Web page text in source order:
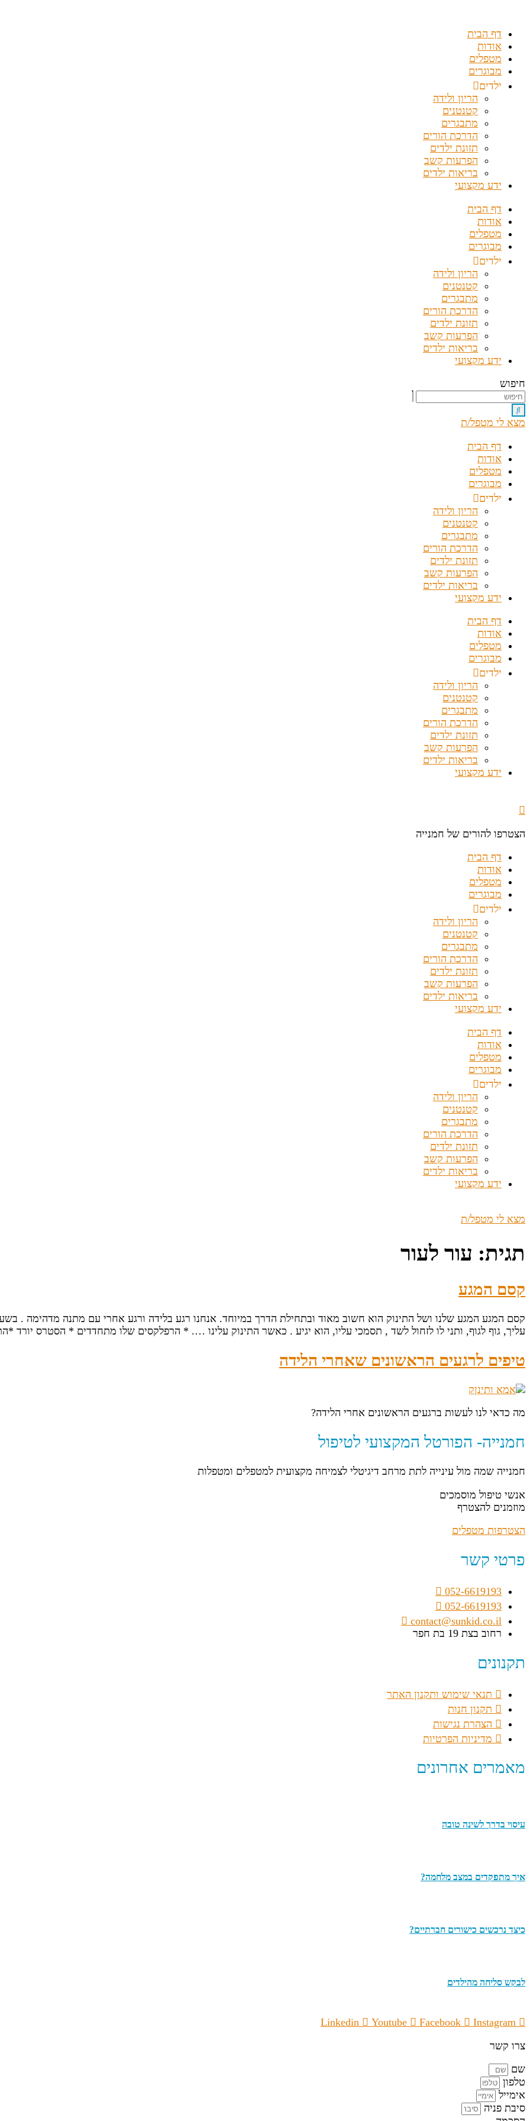
דף הבית
אודות
מטפלים
מבוגרים
ילדים
הריון ולידה
קטנטנים
מתבגרים
הדרכת הורים
תזונת ילדים
הפרעות קשב
בריאות ילדים
ידע מקצועי
דף הבית
אודות
מטפלים
מבוגרים
ילדים
הריון ולידה
קטנטנים
מתבגרים
הדרכת הורים
תזונת ילדים
הפרעות קשב
בריאות ילדים
ידע מקצועי
חיפוש
מצא לי מטפל/ת
דף הבית
אודות
מטפלים
מבוגרים
ילדים
הריון ולידה
קטנטנים
מתבגרים
הדרכת הורים
תזונת ילדים
הפרעות קשב
בריאות ילדים
ידע מקצועי
דף הבית
אודות
מטפלים
מבוגרים
ילדים
הריון ולידה
קטנטנים
מתבגרים
הדרכת הורים
תזונת ילדים
הפרעות קשב
בריאות ילדים
ידע מקצועי
הצטרפו להורים של חמנייה
דף הבית
אודות
מטפלים
מבוגרים
ילדים
הריון ולידה
קטנטנים
מתבגרים
הדרכת הורים
תזונת ילדים
הפרעות קשב
בריאות ילדים
ידע מקצועי
דף הבית
אודות
מטפלים
מבוגרים
ילדים
הריון ולידה
קטנטנים
מתבגרים
הדרכת הורים
תזונת ילדים
הפרעות קשב
בריאות ילדים
ידע מקצועי
מצא לי מטפל/ת
תגית: עור לעור
קסם המגע
קסם המגע המגע שלנו ושל התינוק הוא חשוב מאוד ובתחילת הדרך במיוחד. אנחנו רגע בלידה ורגע אחרי עם מתנה מדהימה .
עליך, גוף לגוף, ותני לו לזחול לשד , תסמכי עליו, הוא יגיע . כאשר התינוק עלינו …. * הרפלקסים שלו מתחדדים * הסטרס יורד
טיפים לרגעים הראשונים שאחרי הלידה
מה כדאי לנו לעשות ברגעים הראשונים אחרי הלידה?
חמנייה- הפורטל המקצועי לטיפול
חמנייה שמה מול עינייה לתת מרחב דיגיטלי לצמיחה מקצועית למטפלים ומטפלות
אנשי טיפול מוסמכים
מוזמנים להצטרף
הצטרפות מטפלים
פרטי קשר
052-6619193
052-6619193
contact@sunkid.co.il
רחוב בצת 19 בת חפר
תקנונים
תנאי שימוש ותקנון האתר
תקנון חנות
הצהרת נגישות
מדיניות הפרטיות
מאמרים אחרונים
עיסוי בדרך לשינה טובה
איך מתפקדים במצב מלחמה?
כיצד נרכשים כישורים חברתיים?
לבקש סליחה מהילדים
Linkedin Youtube Facebook
Instagram
צרו קשר
שם
טלפון
אימייל
סיבת פניה